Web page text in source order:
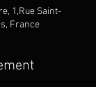
1,Rue Saint-
France